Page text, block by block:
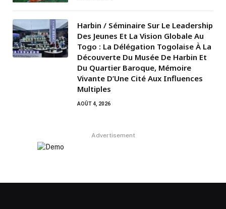
Harbin / Séminaire Sur Le Leadership
Des Jeunes Et La Vision Globale Au
Togo : La Délégation Togolaise À La
Découverte Du Musée De Harbin Et
Du Quartier Baroque, Mémoire
Vivante D’Une Cité Aux Influences
Multiples
AOÛT 4, 2026
Advertisement